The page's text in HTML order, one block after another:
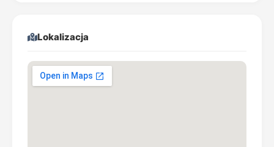
Lokalizacja